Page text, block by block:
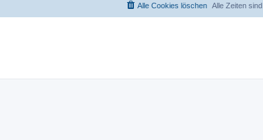
Alle Zeiten sind
Alle Cookies löschen